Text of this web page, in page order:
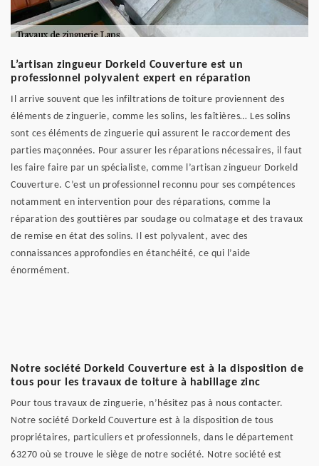
L’artisan zingueur Dorkeld Couverture est un
professionnel polyvalent expert en réparation
Il arrive souvent que les infiltrations de toiture proviennent des
éléments de zinguerie, comme les solins, les faîtières… Les solins
sont ces éléments de zinguerie qui assurent le raccordement des
parties maçonnées. Pour assurer les réparations nécessaires, il faut
les faire faire par un spécialiste, comme l’artisan zingueur Dorkeld
Couverture. C’est un professionnel reconnu pour ses compétences
notamment en intervention pour des réparations, comme la
réparation des gouttières par soudage ou colmatage et des travaux
de remise en état des solins. Il est polyvalent, avec des
connaissances approfondies en étanchéité, ce qui l’aide
énormément.
Notre société Dorkeld Couverture est à la disposition de
tous pour les travaux de toiture à habillage zinc
Pour tous travaux de zinguerie, n’hésitez pas à nous contacter.
Notre société Dorkeld Couverture est à la disposition de tous
propriétaires, particuliers et professionnels, dans le département
63270 où se trouve le siège de notre société. Notre société est